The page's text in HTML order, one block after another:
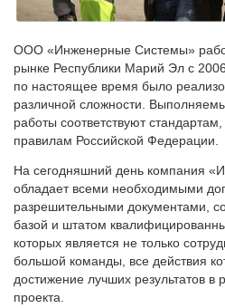
ООО «Инженерные Системы»
рынке Республики Марий Эл с
по настоящее время было
различной сложности.
работы соответствуют
правилам Российской Федерации.
На сегодняшний день компания
обладает всеми необходимыми
разрешительными документами,
базой и штатом
которых является не только
большой команды, все действия
достижение лучших результатов в
проекта.